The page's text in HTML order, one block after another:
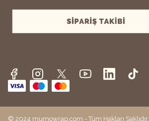
© 2024 mumowrap.com - Tüm Hakları Saklıdır.